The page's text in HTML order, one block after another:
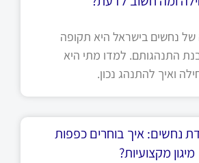
של נחשים בישראל היא תקופה
התנהגותם. למדו מתי היא
ואיך להתנהג נכון.
נחשים: איך בוחרים כפפות
מיגון מקצועיות?